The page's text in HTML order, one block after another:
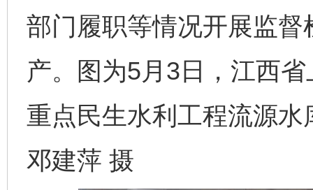
部门履职等情况开展监
产。图为5月3日，江西
重点民生水利工程流源
邓建萍 摄